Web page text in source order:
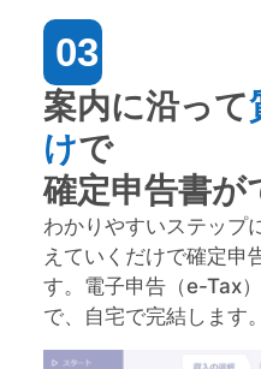
03
案内に沿って
けで
確定申告書が
わかりやすいステップ
えていくだけで確定申
す。電子申告（e-Tax
で、自宅で完結します。